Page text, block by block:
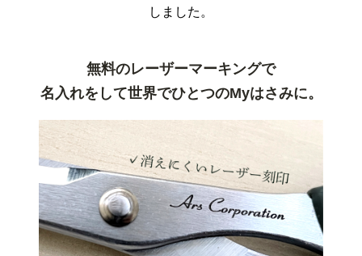
しました。
無料のレーザーマーキングで
名入れをして世界でひとつのMyはさみに。